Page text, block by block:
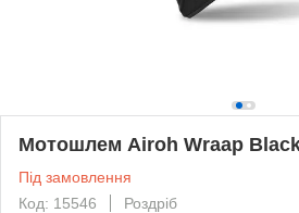
Мотошлем Airoh Wraap
Під замовлення
Код: 15546
Роздріб